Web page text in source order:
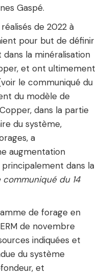
Gaspé.
de 2022 à
pour but de définir
la minéralisation
et ont ultimement
le communiqué du
du modèle de
dans la partie
du système,
a
augmentation
dans la
communiqué du 14
de forage en
de novembre
indiquées et
du système
et